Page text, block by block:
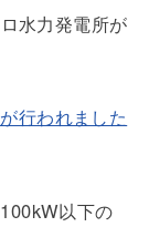
水力発電所が
行われました
以下の